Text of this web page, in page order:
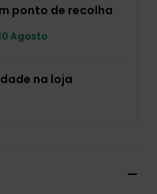
ponto de recolha
Agosto
na loja